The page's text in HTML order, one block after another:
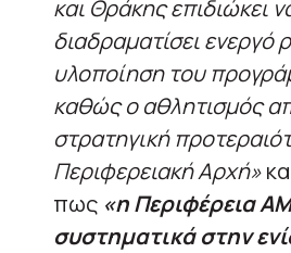
και Θράκης επιδιώκει
διαδραματίσει ενεργό
υλοποίηση του
καθώς ο αθλητισμός
στρατηγική
Περιφερειακή Αρχή»
πως «η Περιφέρεια
συστηματικά στην